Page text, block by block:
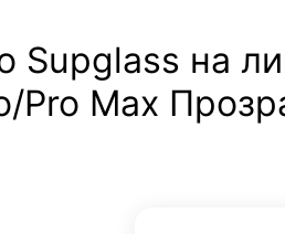
Supglass на
Pro Max